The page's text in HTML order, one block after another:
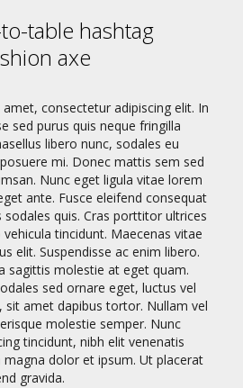
table hashtag
axe
consectetur adipiscing elit. In
sed purus quis neque fringilla
libero nunc, sodales eu
mi. Donec mattis sem sed
Nunc eget ligula vitae lorem
ante. Fusce eleifend consequat
sodales quis. Cras porttitor ultrices
tincidunt. Maecenas vitae
elit. Suspendisse ac enim libero.
sagittis molestie at eget quam.
sed ornare eget, luctus vel
sit amet dapibus tortor. Nullam vel
molestie semper. Nunc
tincidunt, nibh elit venenatis
magna dolor et ipsum. Ut placerat
gravida.